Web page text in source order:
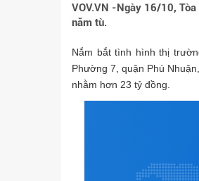
VOV.VN -Ngày 16/10,
năm tù.
Nắm bắt tình hình thị
Phường 7, quận Phú
nhằm hơn 23 tỷ đồng.